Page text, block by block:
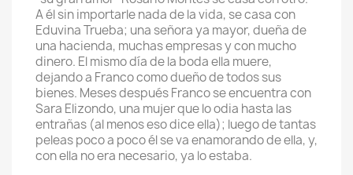
A él sin importarle nada de la vida, se casa con
Eduvina Trueba; una señora ya mayor, dueña de
una hacienda, muchas empresas y con mucho
dinero. El mismo día de la boda ella muere,
dejando a Franco como dueño de todos sus
bienes. Meses después Franco se encuentra con
Sara Elizondo, una mujer que lo odia hasta las
entrañas (al menos eso dice ella); luego de tantas
peleas poco a poco él se va enamorando de ella, y,
con ella no era necesario, ya lo estaba.